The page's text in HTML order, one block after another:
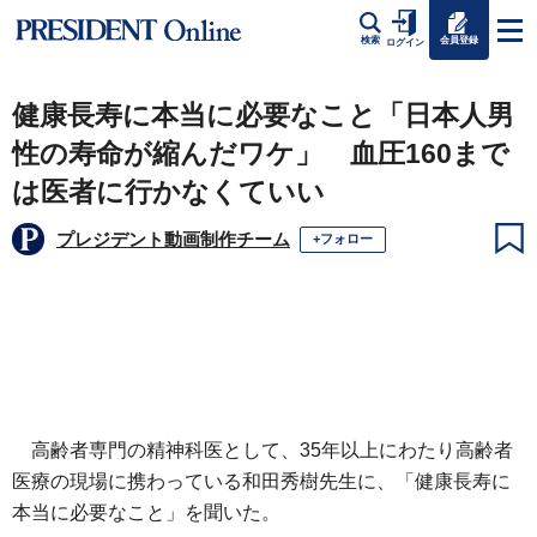
検索 ログイン 会員登録
健康長寿に本当に必要なこと「日本人男
性の寿命が縮んだワケ」 血圧160まで
は医者に行かなくていい
プレジデント動画制作チーム +フォロー
高齢者専門の精神科医として、35年以上にわたり高齢者
医療の現場に携わっている和田秀樹先生に、「健康長寿に
本当に必要なこと」を聞いた。